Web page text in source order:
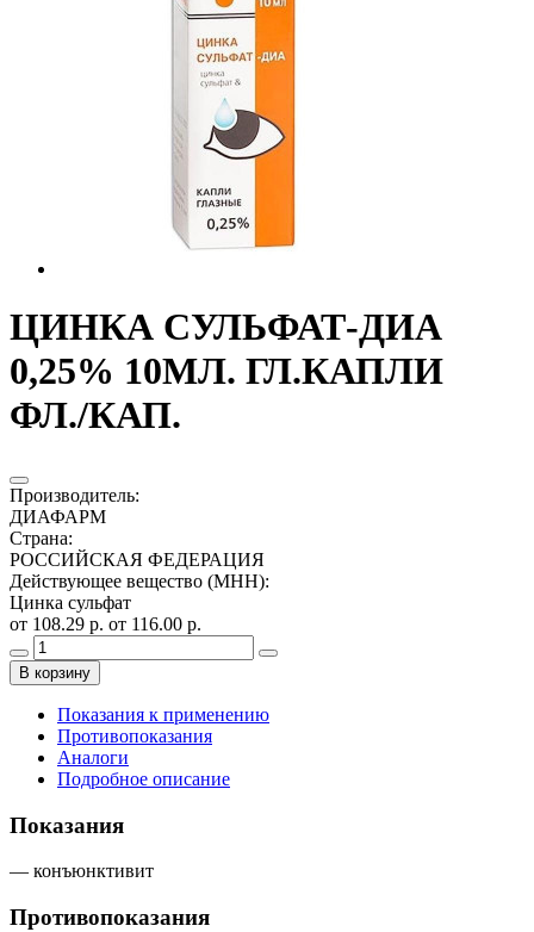
ЦИНКА СУЛЬФАТ-ДИА
0,25% 10МЛ. ГЛ.КАПЛИ
ФЛ./КАП.
Производитель:
ДИАФАРМ
Страна:
РОССИЙСКАЯ ФЕДЕРАЦИЯ
Действующее вещество (МНН):
Цинка сульфат
от 108.29 р. от 116.00 р.
В корзину
Показания к применению
Противопоказания
Аналоги
Подробное описание
Показания
— конъюнктивит
Противопоказания